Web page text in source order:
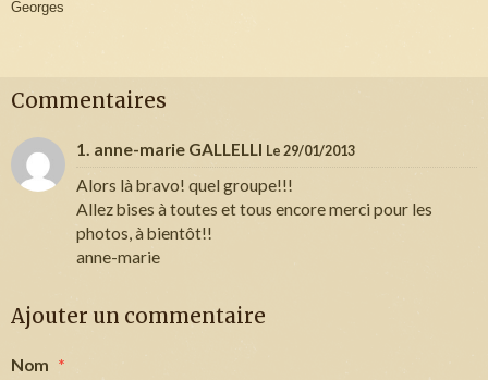
Georges
Commentaires
1. anne-marie GALLELLI Le 29/01/2013
Alors là bravo! quel groupe!!!
Allez bises à toutes et tous encore merci pour les
photos, à bientôt!!
anne-marie
Ajouter un commentaire
Nom